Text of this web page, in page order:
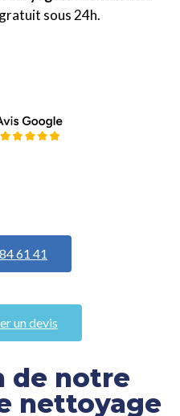
sous 24h.
61 41
un devis
de notre
nettoyage